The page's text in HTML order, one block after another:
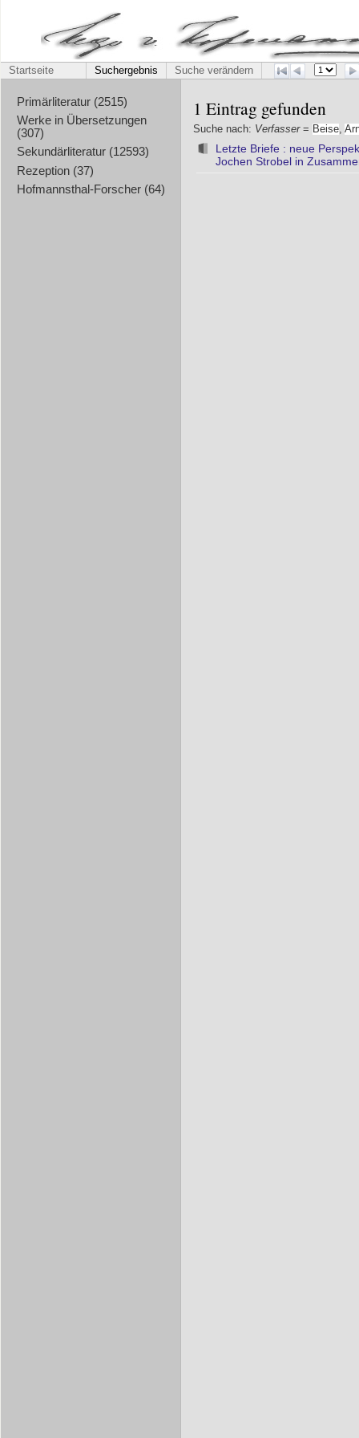
Startseite Suchergebnis Suche verändern
Primärliteratur (2515)
Werke in Übersetzungen
(307)
Sekundärliteratur (12593)
Rezeption (37)
Hofmannsthal-Forscher (64)
1 Eintrag gefunden
Suche nach: Verfasser= Beise
Letzte Briefe : neue
Jochen Strobel in